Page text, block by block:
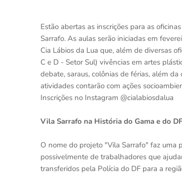
Estão abertas as inscrições para as
Sarrafo. As aulas serão iniciadas em
Cia Lábios da Lua que, além de diversas
C e D - Setor Sul) vivências em artes
debate, saraus, colônias de férias, além
atividades contarão com ações
Inscrições no Instagram @cialabiosdalua
Vila Sarrafo na História do Gama e do DF
O nome do projeto "Vila Sarrafo" faz uma
possivelmente de trabalhadores que
transferidos pela Polícia do DF para a